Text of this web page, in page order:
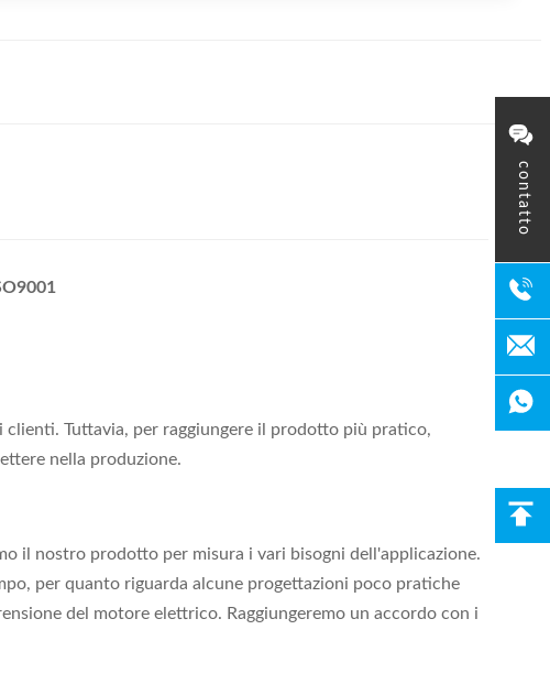
contatto
Tuttavia, per raggiungere il prodotto più pratico,
nella produzione.
il nostro prodotto per misura i vari bisogni dell'applicazione.
per quanto riguarda alcune progettazioni poco pratiche
del motore elettrico. Raggiungeremo un accordo con i